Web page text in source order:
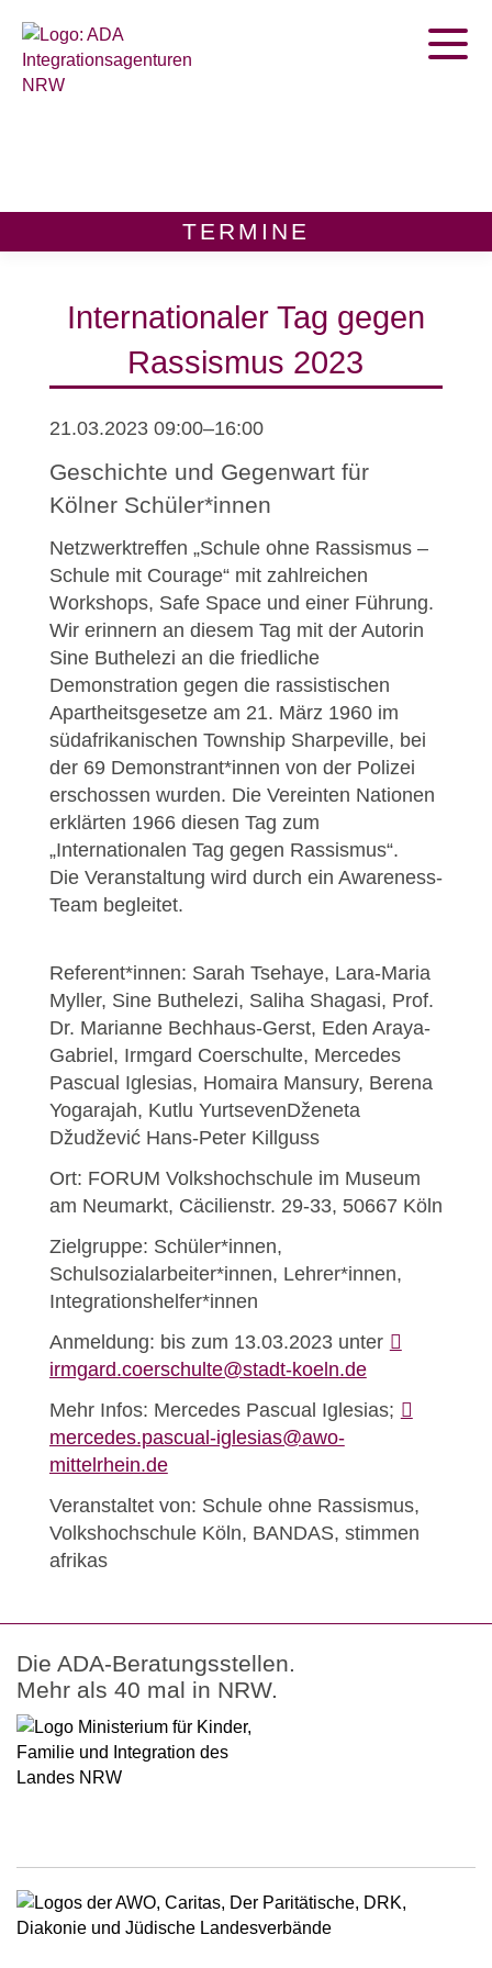
TERMINE
Internationaler Tag gegen
Rassismus 2023
21.03.2023 09:00–16:00
Geschichte und Gegenwart für
Kölner Schüler*innen
Netzwerktreffen „Schule ohne Rassismus –
Schule mit Courage“ mit zahlreichen
Workshops, Safe Space und einer Führung.
Wir erinnern an diesem Tag mit der Autorin
Sine Buthelezi an die friedliche
Demonstration gegen die rassistischen
Apartheitsgesetze am 21. März 1960 im
südafrikanischen Township Sharpeville, bei
der 69 Demonstrant*innen von der Polizei
erschossen wurden. Die Vereinten Nationen
erklärten 1966 diesen Tag zum
„Internationalen Tag gegen Rassismus“.
Die Veranstaltung wird durch ein Awareness-
Team begleitet.
Referent*innen: Sarah Tsehaye, Lara-Maria
Myller, Sine Buthelezi, Saliha Shagasi, Prof.
Dr. Marianne Bechhaus-Gerst, Eden Araya-
Gabriel, Irmgard Coerschulte, Mercedes
Pascual Iglesias, Homaira Mansury, Berena
Yogarajah, Kutlu YurtsevenDženeta
Džudžević Hans-Peter Killguss
Ort: FORUM Volkshochschule im Museum
am Neumarkt, Cäcilienstr. 29-33, 50667 Köln
Zielgruppe: Schüler*innen,
Schulsozialarbeiter*innen, Lehrer*innen,
Integrationshelfer*innen
Anmeldung: bis zum 13.03.2023 unter
irmgard.coerschulte@stadt-koeln.de
Mehr Infos: Mercedes Pascual Iglesias;
mercedes.pascual-iglesias@awo-
mittelrhein.de
Veranstaltet von: Schule ohne Rassismus,
Volkshochschule Köln, BANDAS, stimmen
afrikas
Die ADA-Beratungsstellen.
Mehr als 40 mal in NRW.
Zur Beratungsstellen Suche